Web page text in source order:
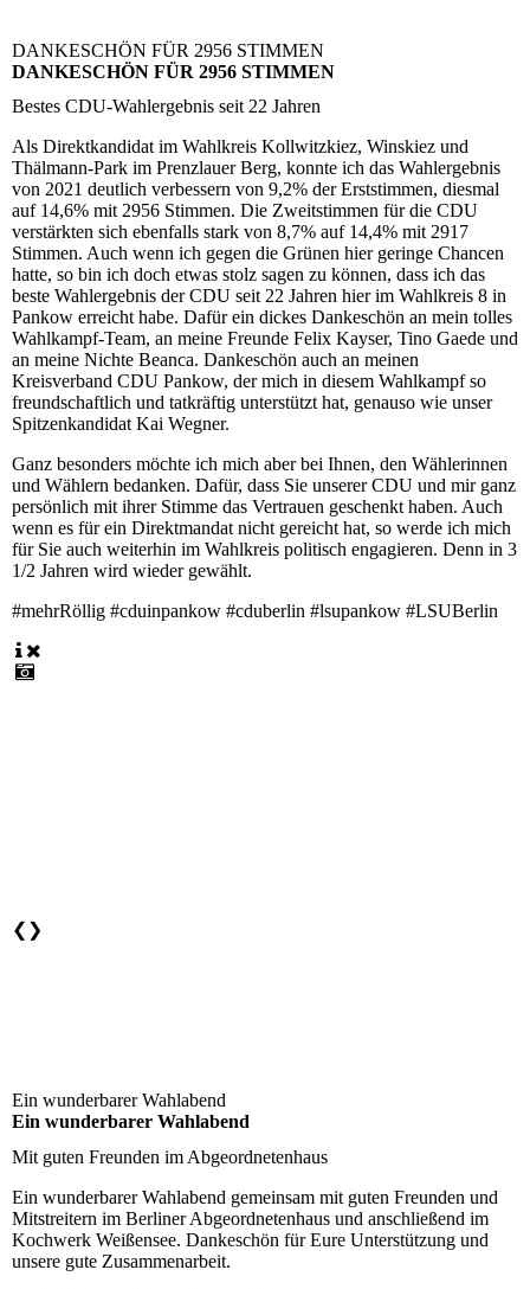
DANKESCHÖN FÜR 2956 STIMMEN
DANKESCHÖN FÜR 2956 STIMMEN
Bestes CDU-Wahlergebnis seit 22 Jahren
Als Direktkandidat im Wahlkreis Kollwitzkiez, Winskiez und
Thälmann-Park im Prenzlauer Berg, konnte ich das Wahlergebnis
von 2021 deutlich verbessern von 9,2% der Erststimmen, diesmal
auf 14,6% mit 2956 Stimmen. Die Zweitstimmen für die CDU
verstärkten sich ebenfalls stark von 8,7% auf 14,4% mit 2917
Stimmen. Auch wenn ich gegen die Grünen hier geringe Chancen
hatte, so bin ich doch etwas stolz sagen zu können, dass ich das
beste Wahlergebnis der CDU seit 22 Jahren hier im Wahlkreis 8 in
Pankow erreicht habe. Dafür ein dickes Dankeschön an mein tolles
Wahlkampf-Team, an meine Freunde Felix Kayser, Tino Gaede und
an meine Nichte Beanca. Dankeschön auch an meinen
Kreisverband CDU Pankow, der mich in diesem Wahlkampf so
freundschaftlich und tatkräftig unterstützt hat, genauso wie unser
Spitzenkandidat Kai Wegner.
Ganz besonders möchte ich mich aber bei Ihnen, den Wählerinnen
und Wählern bedanken. Dafür, dass Sie unserer CDU und mir ganz
persönlich mit ihrer Stimme das Vertrauen geschenkt haben. Auch
wenn es für ein Direktmandat nicht gereicht hat, so werde ich mich
für Sie auch weiterhin im Wahlkreis politisch engagieren. Denn in 3
1/2 Jahren wird wieder gewählt.
#mehrRöllig #cduinpankow #cduberlin #lsupankow #LSUBerlin
❮ ❯
Ein wunderbarer Wahlabend
Ein wunderbarer Wahlabend
Mit guten Freunden im Abgeordnetenhaus
Ein wunderbarer Wahlabend gemeinsam mit guten Freunden und
Mitstreitern im Berliner Abgeordnetenhaus und anschließend im
Kochwerk Weißensee. Dankeschön für Eure Unterstützung und
unsere gute Zusammenarbeit.